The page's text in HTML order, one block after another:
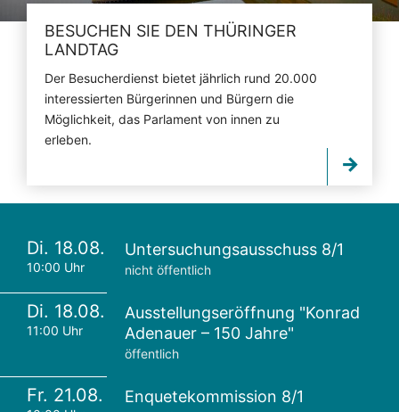
BESUCHEN SIE DEN THÜRINGER
LANDTAG
Der Besucherdienst bietet jährlich rund 20.000
interessierten Bürgerinnen und Bürgern die
Möglichkeit, das Parlament von innen zu
erleben.
Di. 18.08.
10:00 Uhr
Untersuchungsausschuss 8/1
nicht öffentlich
Di. 18.08.
11:00 Uhr
Ausstellungseröffnung "Konrad
Adenauer – 150 Jahre"
öffentlich
Fr. 21.08. Enquetekommission 8/1